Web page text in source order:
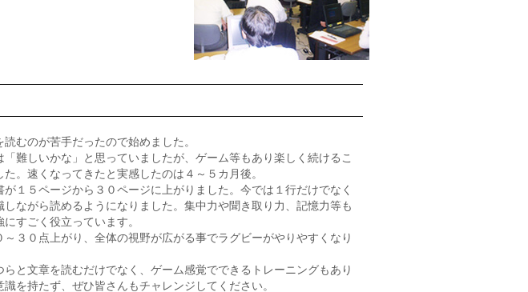
むのが苦手だったので始めました。
「難しいかな」と思っていましたが、ゲーム等もあり楽しく続けるこ
た。速くなってきたと実感したのは４～５カ月後。
が１５ページから３０ページに上がりました。今では１行だけでなく
しながら読めるようになりました。集中力や聞き取り力、記憶力等も
すごく役立っています。
～３０点上がり、全体の視野が広がる事でラグビーがやりやすくなり
らと文章を読むだけでなく、ゲーム感覚でできるトレーニングもあり
識を持たず、ぜひ皆さんもチャレンジしてください。